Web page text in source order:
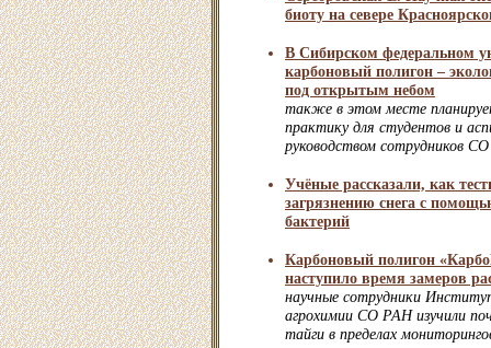
биоту на севере
В Сибирском федеральном
карбоновый полигон –
под открытым небом
также в этом месте
практику для студентов и
руководством сотрудников
Учёные рассказали, как
загрязнению снега с
бактерий
Карбоновый полигон
наступило время замеров
научные сотрудники
агрохимии СО РАН изучили
тайги в пределах